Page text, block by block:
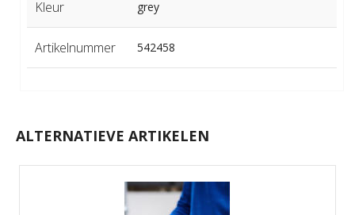
Kleur grey
Artikelnummer 542458
ALTERNATIEVE ARTIKELEN